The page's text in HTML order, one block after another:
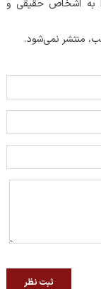
به اشخاص حقیقی و
منتشر نمی‌شود.
ثبت نظر